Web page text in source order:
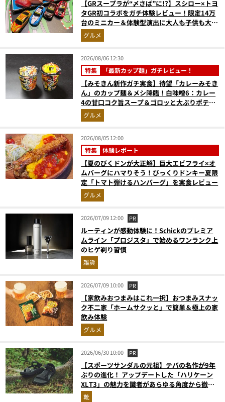
【GRスープラが“〆さば”に!?】スシロー×トヨ
タGR初コラボをガチ体験レビュー！限定14万
台のミニカー＆体験型演出に大人も子供も大興
奮間違いなし
グルメ
2026/08/06 12:30
特集 「最新カップ麺」ガチレビュー！
【みそきん新作ガチ実食】待望「カレーみそき
ん」のカップ麺＆メシ降臨！白味噌6：カレー
4の甘口コク旨スープ＆ゴロッと大ぶりポテト
に歓喜
グルメ
2026/08/05 12:00
特集 体験レポート
【夏のびくドンが大正解】巨大エビフライ×オ
ムバーグにハマりそう！びっくりドンキー夏限
定「トマト弾けるハンバーグ」を実食レビュー
グルメ
2026/07/09 12:00 PR
ルーティンが感動体験に！Schickのプレミア
ムライン「プロジスタ」で始めるワンランク上
のヒゲ剃り習慣
雑貨
2026/07/09 10:00 PR
【家飲みおつまみはこれ一択】おつまみスナッ
ク不二家「ホームサクッと」で簡単＆極上の家
飲み体験
グルメ
2026/06/30 10:00 PR
【スポーツサンダルの元祖】テバの名作が9年
ぶりの進化！ アップデートした「ハリケーン
XLT3」の魅力を識者があらゆる角度から徹底
解説！
靴